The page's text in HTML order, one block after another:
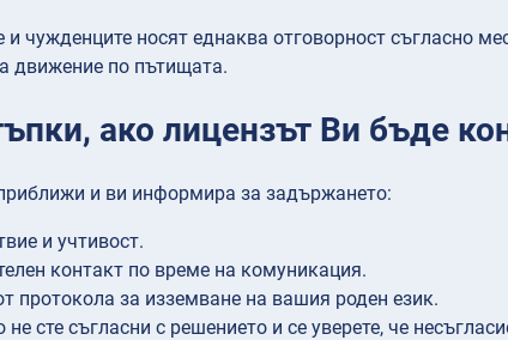
чужденците носят еднаква отговорност съгласно
движение по пътищата.
ако лицензът Ви бъде
и ви информира за задържането:
и учтивост.
контакт по време на комуникация.
протокола за изземване на вашия роден език.
не сте съгласни с решението и се уверете, че